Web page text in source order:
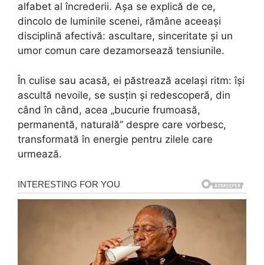
alfabet al încrederii. Așa se explică de ce,
dincolo de luminile scenei, rămâne aceeași
disciplină afectivă: ascultare, sinceritate și un
umor comun care dezamorsează tensiunile.
În culise sau acasă, ei păstrează același ritm: își
ascultă nevoile, se susțin și redescoperă, din
când în când, acea „bucurie frumoasă,
permanentă, naturală” despre care vorbesc,
transformată în energie pentru zilele care
urmează.